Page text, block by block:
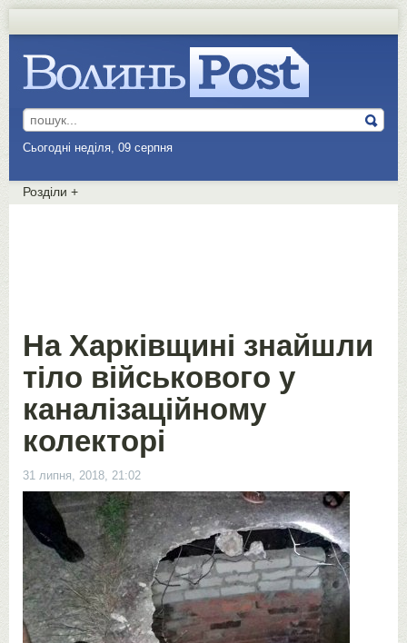
Сьогодні неділя, 09 серпня
Розділи +
На Харківщині знайшли
тіло військового у
каналізаційному
колекторі
31 липня, 2018, 21:02